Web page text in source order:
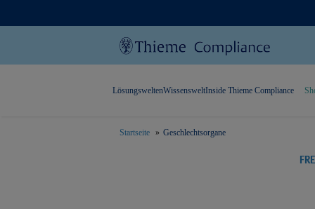
LösungsweltenWissensweltInside Thieme Compliance
Startseite Geschlechtsorgane